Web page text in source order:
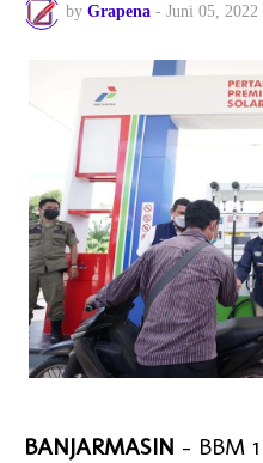
by Grapena - Juni 05, 2022
BANJARMASIN – BBM